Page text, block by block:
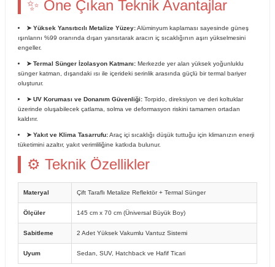
✨ Öne Çıkan Teknik Avantajlar
➤ Yüksek Yansıtıcılı Metalize Yüzey:Alüminyum kaplaması sayesinde güneş
ışınlarını %99 oranında dışarı yansıtarak aracın iç sıcaklığının aşırı yükselmesini
engeller.
➤ Termal Sünger İzolasyon Katmanı: Merkezde yer alan yüksek yoğunluklu
sünger katman, dışarıdaki ısı ile içerideki serinlik arasında güçlü bir termal bariyer
oluşturur.
➤ UV Koruması ve Donanım Güvenliği: Torpido, direksiyon ve deri koltuklar
üzerinde oluşabilecek çatlama, solma ve deformasyon riskini tamamen ortadan
kaldırır.
➤ Yakıt ve Klima Tasarrufu:Araç içi sıcaklığı düşük tuttuğu için klimanızın enerji
tüketimini azaltır, yakıt verimliliğine katkıda bulunur.
⚙ Teknik Özellikler
Materyal Çift Taraflı Metalize Reflektör + Termal Sünger
Ölçüler 145 cm x 70 cm (Üniversal Büyük Boy)
Sabitleme 2 Adet Yüksek Vakumlu Vantuz Sistemi
Uyum Sedan, SUV, Hatchback ve Hafif Ticari